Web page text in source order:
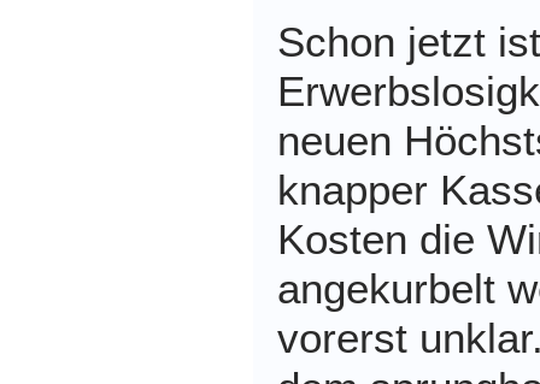
Schon jetzt
neuen
knapper
Kosten die
angekurbelt
vorerst